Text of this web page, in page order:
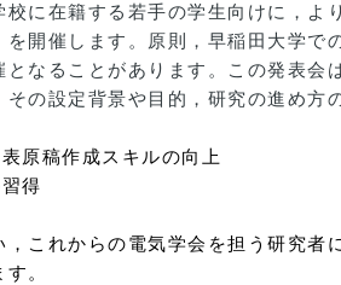
に在籍する若手の学生向けに，
開催します。原則，早稲田大学
なることがあります。この発表
の設定背景や目的，研究の進め
原稿作成スキルの向上
得
これからの電気学会を担う研究
。